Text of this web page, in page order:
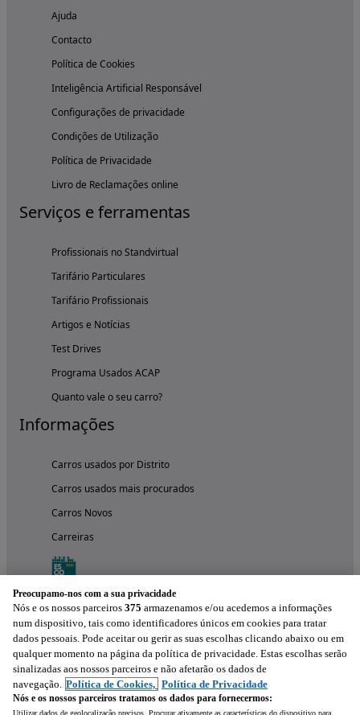
Ajuda
Contacto
Política de Cookies
Inteligência Artificial Responsável
Configurações de privacidade
Condições de Utilização
Política de Privacidade
Livro de Reclamações online
Serviços e ferramentas
Profissionais no Standvirtual
Tarifário Particulares
Tarifário Profissionais
Artigos e Notícias
Test Drives
Programa Usados ACAP
Quanto vale o seu carro?
Informações
Carros usados por Distrito
Carros usados mais procurados
Carros Novos
Carreiras
Experimenta a aplicação
Preocupamo-nos com a sua privacidade
Nós e os nossos parceiros 375 armazenamos e/ou acedemos a informações
num dispositivo, tais como identificadores únicos em cookies para tratar
dados pessoais. Pode aceitar ou gerir as suas escolhas clicando abaixo ou em
qualquer momento na página da política de privacidade. Estas escolhas serão
sinalizadas aos nossos parceiros e não afetarão os dados de
navegação. Política de Cookies, Política de Privacidade
Nós e os nossos parceiros tratamos os dados para fornecermos:
Utilizar dados de geolocalização precisos. Procurar ativamente as características do dispositivo para